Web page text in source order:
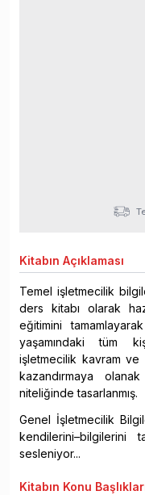
Kitabın Açıklaması
Temel işletmecilik
ders kitabı olarak
eğitimini
yaşamındaki tüm
işletmecilik kavram ve
kazandırmaya
niteliğinde tasarlanmış.
Genel İşletmecilik
kendilerini–bilgilerini
sesleniyor...
Kitabın Konu